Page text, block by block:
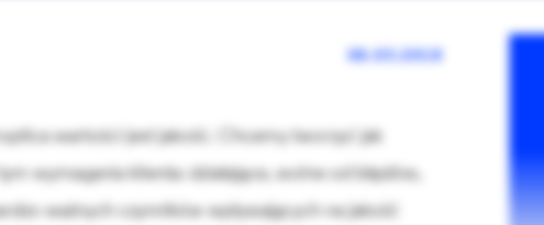
08.03.2018
wartości jest jakość. Chcemy tworzyć jak
wymagania klienta: działające, wolne od błędów,
ważnych czynników wpływających na jakość